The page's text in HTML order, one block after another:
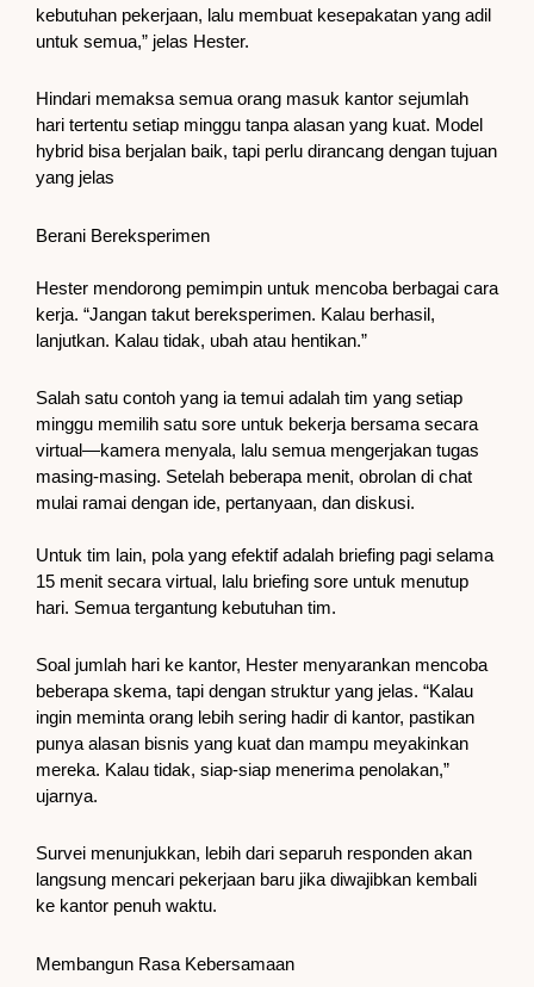
kebutuhan pekerjaan, lalu membuat kesepakatan yang adil
untuk semua,” jelas Hester.
Hindari memaksa semua orang masuk kantor sejumlah
hari tertentu setiap minggu tanpa alasan yang kuat. Model
hybrid bisa berjalan baik, tapi perlu dirancang dengan tujuan
yang jelas
Berani Bereksperimen
Hester mendorong pemimpin untuk mencoba berbagai cara
kerja. “Jangan takut bereksperimen. Kalau berhasil,
lanjutkan. Kalau tidak, ubah atau hentikan.”
Salah satu contoh yang ia temui adalah tim yang setiap
minggu memilih satu sore untuk bekerja bersama secara
virtual—kamera menyala, lalu semua mengerjakan tugas
masing-masing. Setelah beberapa menit, obrolan di chat
mulai ramai dengan ide, pertanyaan, dan diskusi.
Untuk tim lain, pola yang efektif adalah briefing pagi selama
15 menit secara virtual, lalu briefing sore untuk menutup
hari. Semua tergantung kebutuhan tim.
Soal jumlah hari ke kantor, Hester menyarankan mencoba
beberapa skema, tapi dengan struktur yang jelas. “Kalau
ingin meminta orang lebih sering hadir di kantor, pastikan
punya alasan bisnis yang kuat dan mampu meyakinkan
mereka. Kalau tidak, siap-siap menerima penolakan,”
ujarnya.
Survei menunjukkan, lebih dari separuh responden akan
langsung mencari pekerjaan baru jika diwajibkan kembali
ke kantor penuh waktu.
Membangun Rasa Kebersamaan